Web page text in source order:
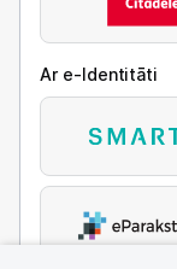
Ar e-Identitāti